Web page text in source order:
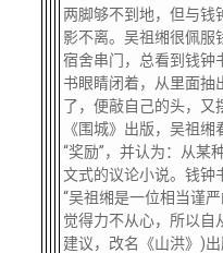
两脚够不到地，但与钱
影不离。吴祖缃很佩服
宿舍串门，总看到钱钟
书眼睛闭着，从里面抽
了，便敲自己的头，又
《围城》出版，吴祖
“奖励”，并认为：从某
文式的议论小说。钱钟
“吴祖缃是一位相当谨
觉得力不从心，所以自
建议，改名《山洪》)